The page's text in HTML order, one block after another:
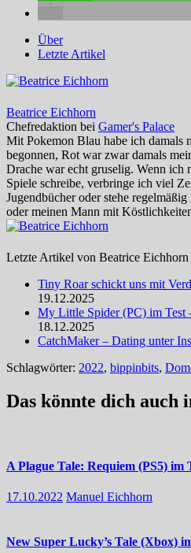
Über
Letzte Artikel
Beatrice Eichhorn
Chefredaktion bei Gamer's Palace
Mit Pokemon Blau habe ich damals
begonnen, Rot war zwar damals
Drache war echt gruselig. Wenn ich
Spiele schreibe, verbringe ich viel
Jugendbücher oder stehe
oder meinen Mann mit
Letzte Artikel von Beatrice Eichhorn
Tiny Roar schickt uns mit
19.12.2025
My Little Spider (PC) im Test
18.12.2025
CatchMaker – Dating unter
Schlagwörter: 2022, bippinbits,
Das könnte dich auch
A Plague Tale: Requiem (PS5)
17.10.2022 Manuel Eichhorn
New Super Lucky’s Tale (Xbox)